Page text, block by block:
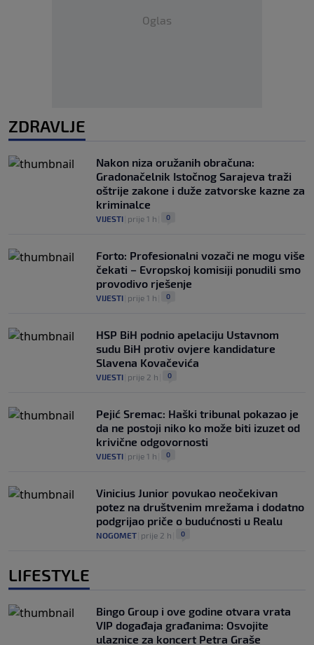
Oglas
ZDRAVLJE
Nakon niza oružanih obračuna:
Gradonačelnik Istočnog Sarajeva traži
oštrije zakone i duže zatvorske kazne za
kriminalce
VIJESTI prije 1 h 0
Forto: Profesionalni vozači ne mogu više
čekati – Evropskoj komisiji ponudili smo
provodivo rješenje
VIJESTI prije 1 h 0
HSP BiH podnio apelaciju Ustavnom
sudu BiH protiv ovjere kandidature
Slavena Kovačevića
VIJESTI prije 2 h 0
Pejić Sremac: Haški tribunal pokazao je
da ne postoji niko ko može biti izuzet od
krivične odgovornosti
VIJESTI prije 1 h 0
Vinicius Junior povukao neočekivan
potez na društvenim mrežama i dodatno
podgrijao priče o budućnosti u Realu
NOGOMET prije 2 h 0
LIFESTYLE
Bingo Group i ove godine otvara vrata
VIP događaja građanima: Osvojite
ulaznice za koncert Petra Graše